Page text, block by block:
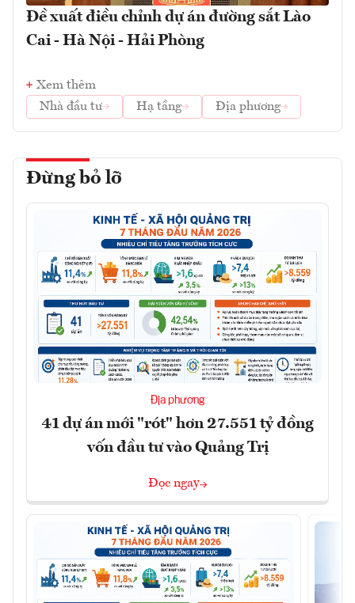
Đề xuất điều chỉnh dự án đường sắt Lào
Cai - Hà Nội - Hải Phòng
Xem thêm
Nhà đầu tư
Hạ tầng Địa phương
Đừng bỏ lỡ
Địa phương
41 dự án mới "rót" hơn 27.551 tỷ đồng
vốn đầu tư vào Quảng Trị
Đọc ngay